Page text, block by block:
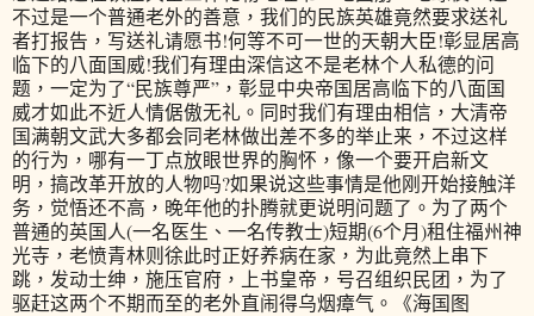
不过是一个普通老外的善意，我们的民族英雄竟然要求送礼
者打报告，写送礼请愿书!何等不可一世的天朝大臣!彰显居高
临下的八面国威!我们有理由深信这不是老林个人私德的问
题，一定为了“民族尊严”，彰显中央帝国居高临下的八面国
威才如此不近人情倨傲无礼。同时我们有理由相信，大清帝
国满朝文武大多都会同老林做出差不多的举止来，不过这样
的行为，哪有一丁点放眼世界的胸怀，像一个要开启新文
明，搞改革开放的人物吗?如果说这些事情是他刚开始接触洋
务，觉悟还不高，晚年他的扑腾就更说明问题了。为了两个
普通的英国人(一名医生、一名传教士)短期(6个月)租住福州神
光寺，老愤青林则徐此时正好养病在家，为此竟然上串下
跳，发动士绅，施压官府，上书皇帝，号召组织民团，为了
驱赶这两个不期而至的老外直闹得乌烟瘴气。《海国图